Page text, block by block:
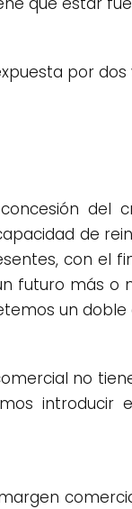
por
del
de
con el
futuro más o
un doble
no